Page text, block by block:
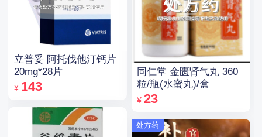
立普妥 阿托伐他汀钙片
20mg*28片
¥ 143
同仁堂 金匮肾气丸 360
粒/瓶(水蜜丸)/盒
¥ 23
处方药